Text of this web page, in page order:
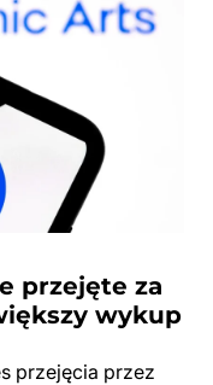
przejęte za
wykup
przejęcia przez